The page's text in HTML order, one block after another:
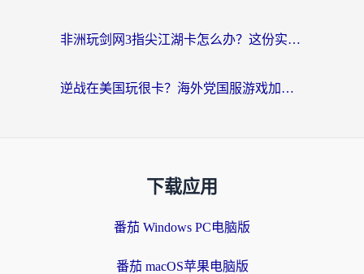
非洲玩剑网3指尖江湖卡怎么办？这份实测有效的国服游戏加速指南请收好
逆战在美国玩很卡？海外党国服游戏加速终极指南（附DNF宝可梦加速技巧）
下载应用
番茄 Windows PC电脑版
番茄 macOS苹果电脑版